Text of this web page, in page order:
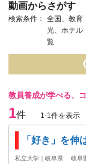
動画からさがす
検索条件：
全国、教育
光、ホテル
覧
教員養成が学べる、
1件 1-1件を表示
「好き」を伸
私立大学｜岐阜県 岐阜